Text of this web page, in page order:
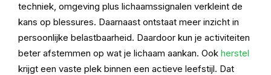
techniek, omgeving plus lichaamssignalen verkleint de
kans op blessures. Daarnaast ontstaat meer inzicht in
persoonlijke belastbaarheid. Daardoor kun je activiteiten
beter afstemmen op wat je lichaam aankan. Ook herstel
krijgt een vaste plek binnen een actieve leefstijl. Dat